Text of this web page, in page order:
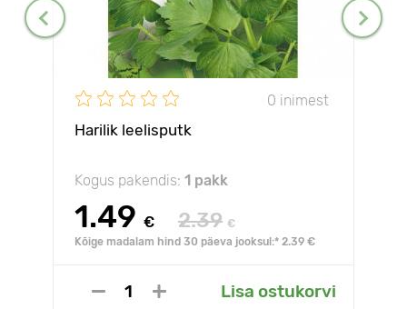
0 inimest
Harilik leelisputk
Kogus pakendis: 1 pakk
1.49 € 2.39 €
Kõige madalam hind 30 päeva jooksul:* 2.39 €
Lisa ostukorvi